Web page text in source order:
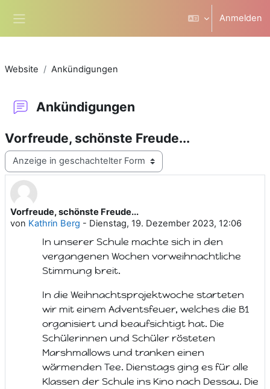
Anmelden
Website Ankündigungen
Ankündigungen
Vorfreude, schönste Freude...
Anzeigemodus
Vorfreude, schönste Freude...
von Kathrin Berg - Dienstag, 19. Dezember 2023, 12:06
Anzahl Antworten: 0
In unserer Schule machte sich in den
vergangenen Wochen vorweihnachtliche
Stimmung breit.
In die Weihnachtsprojektwoche starteten
wir mit einem Adventsfeuer, welches die B1
organisiert und beaufsichtigt hat. Die
Schülerinnen und Schüler rösteten
Marshmallows und tranken einen
wärmenden Tee. Dienstags ging es für alle
Klassen der Schule ins Kino nach Dessau. Die